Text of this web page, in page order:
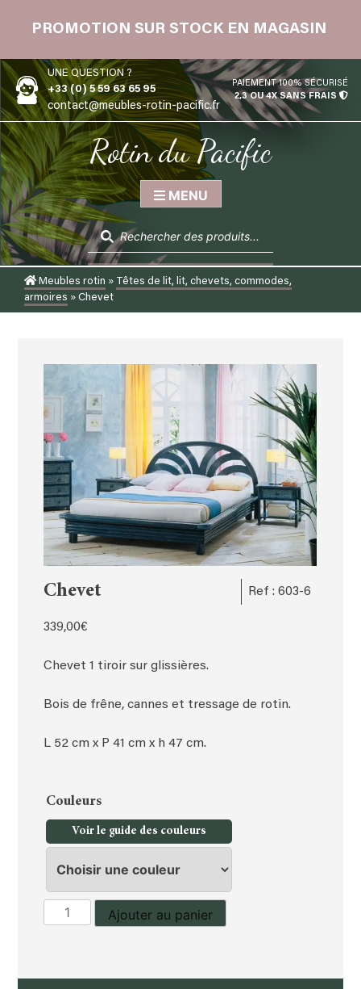
PROMOTION SUR STOCK EN MAGASIN
UNE QUESTION ?
+33 (0) 5 59 63 65 95
contact@meubles-rotin-pacific.fr
PAIEMENT 100% SÉCURISÉ
2,3 OU 4X SANS FRAIS
Rotin du Pacific
MENU
Recherche
de
produits
Meubles rotin » Têtes de lit, lit, chevets, commodes,
armoires » Chevet
Chevet Ref : 603-6
339,00€
Chevet 1 tiroir sur glissières.
Bois de frêne, cannes et tressage de rotin.
L 52 cm x P 41 cm x h 47 cm.
Couleurs
Voir le guide des couleurs
quantité
de
Ajouter au panier